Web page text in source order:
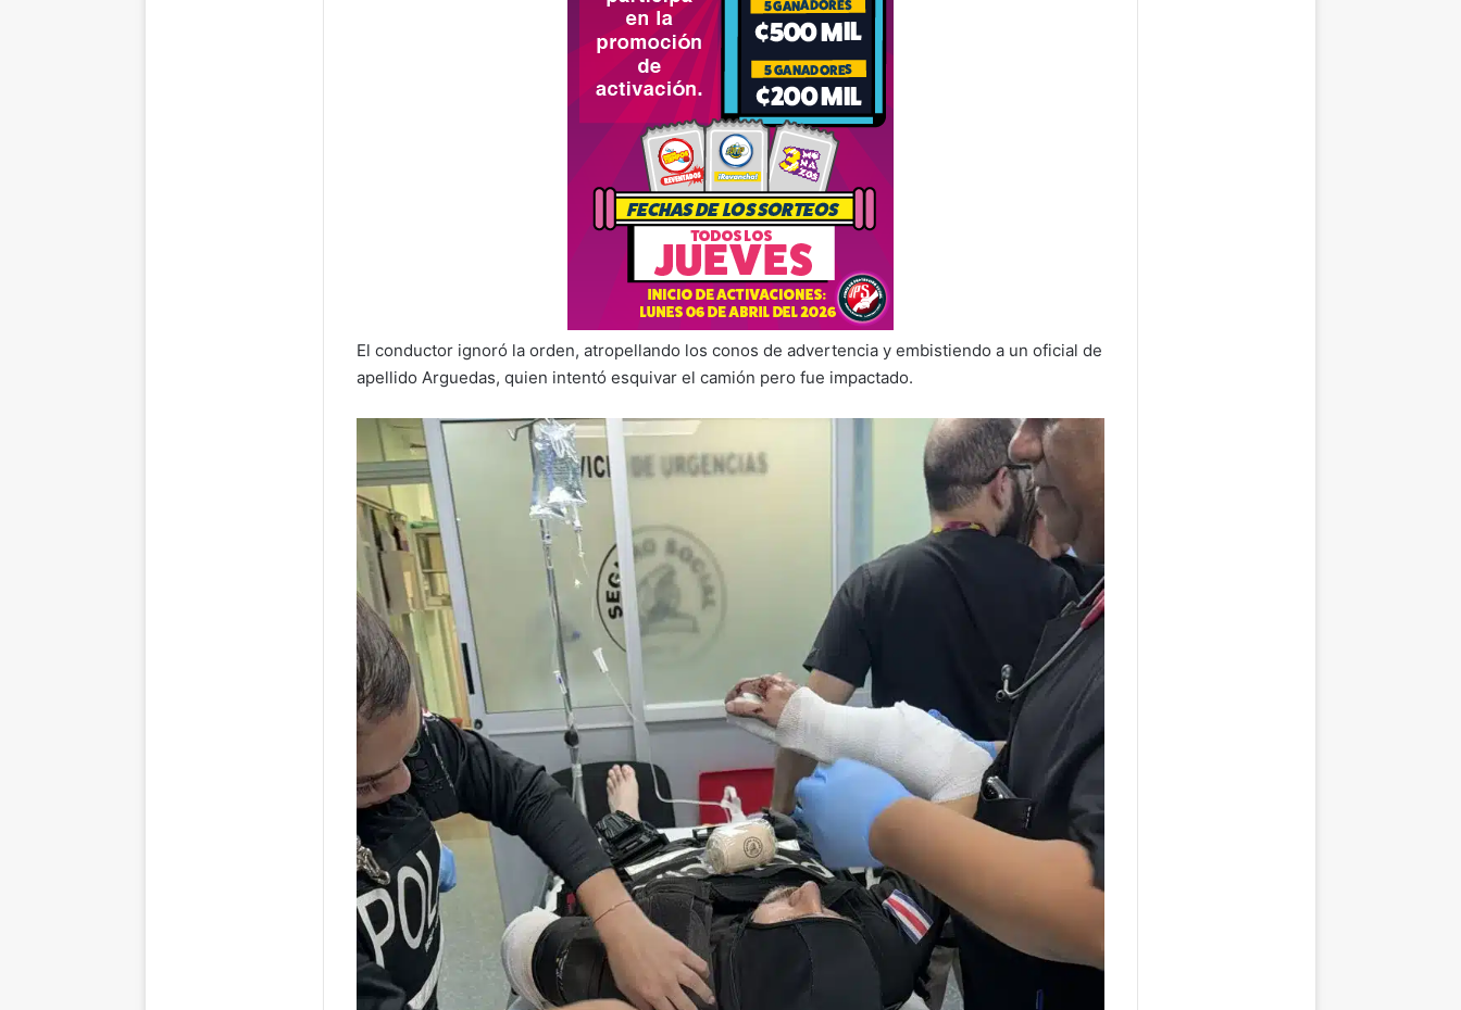
El conductor ignoró la orden, atropellando los conos de advertencia y embistiendo a un oficial de
apellido Arguedas, quien intentó esquivar el camión pero fue impactado.